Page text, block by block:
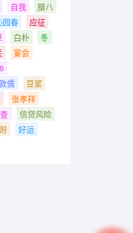
自我
腊八
园春
应征
白朴
冬
宴会
儒
豆浆
张孝祥
信贷风险
好运